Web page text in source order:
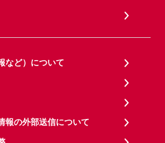
など）について
報の外部送信について